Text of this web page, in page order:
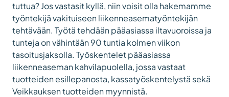
tuttua? Jos vastasit kyllä, niin voisit olla hakemamme
työntekijä vakituiseen liikenneasematyöntekijän
tehtävään. Työtä tehdään pääasiassa iltavuoroissa ja
tunteja on vähintään 90 tuntia kolmen viikon
tasoitusjaksolla. Työskentelet pääasiassa
liikenneaseman kahvilapuolella, jossa vastaat
tuotteiden esillepanosta, kassatyöskentelystä sekä
Veikkauksen tuotteiden myynnistä.